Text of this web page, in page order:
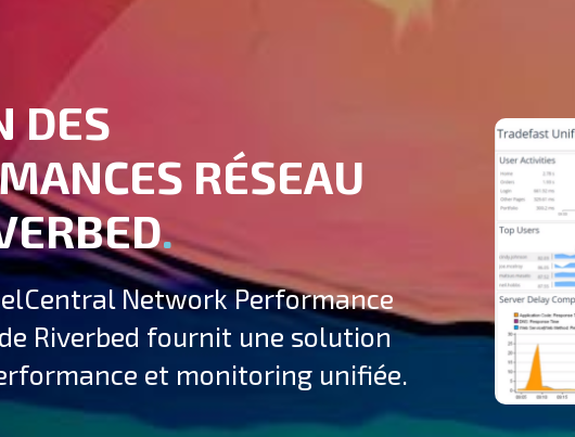
DES
RÉSEAU
.
Network Performance
Riverbed fournit une solution
et monitoring unifiée.